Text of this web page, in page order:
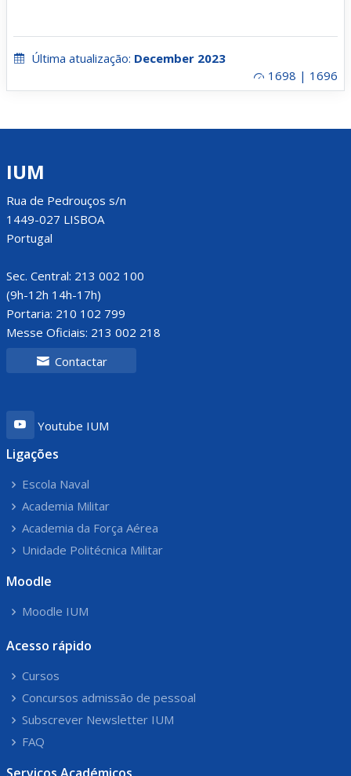
Última atualização: December 2023
1698 | 1696
IUM
Rua de Pedrouços s/n
1449-027 LISBOA
Portugal
Sec. Central: 213 002 100
(9h-12h 14h-17h)
Portaria: 210 102 799
Messe Oficiais: 213 002 218
Contactar
Youtube IUM
Ligações
Escola Naval
Academia Militar
Academia da Força Aérea
Unidade Politécnica Militar
Moodle
Moodle IUM
Acesso rápido
Cursos
Concursos admissão de pessoal
Subscrever Newsletter IUM
FAQ